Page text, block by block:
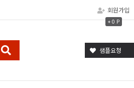
회원가입
+ 0 P
샘플요청